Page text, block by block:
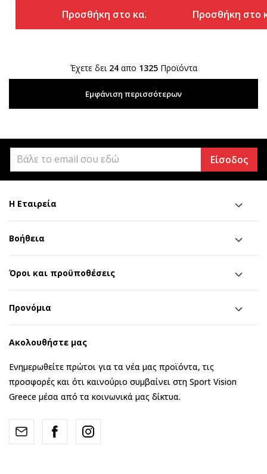
Προσθήκη στο καλάθι Προσθήκη στο
Έχετε δει 24απο 1325Προϊόντα
Εμφάνιση περισσότερων
Είσοδος
Η Εταιρεία
Βοήθεια
Όροι και προϋποθέσεις
Προνόμια
Ακολουθήστε μας
Ενημερωθείτε πρώτοι για τα νέα μας προϊόντα, τις
προσφορές και ότι καινούριο συμβαίνει στη Sport Vision
Greece μέσα από τα κοινωνικά μας δίκτυα.